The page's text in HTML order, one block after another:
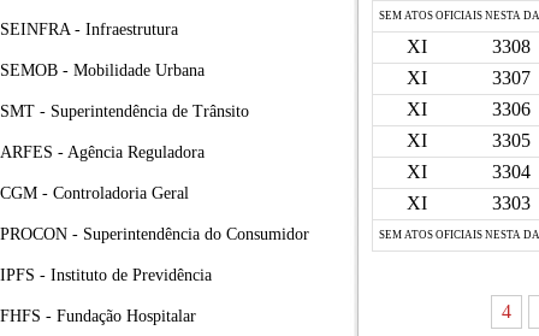
SEINFRA - Infraestrutura
SEMOB - Mobilidade Urbana
SMT - Superintendência de Trânsito
ARFES - Agência Reguladora
CGM - Controladoria Geral
PROCON - Superintendência do Consumidor
IPFS - Instituto de Previdência
FHFS - Fundação Hospitalar
SEM ATOS OFICIAIS NESTA
XI
3308
XI
3307
XI
3306
XI
3305
XI
3304
XI
3303
SEM ATOS OFICIAIS NESTA
4